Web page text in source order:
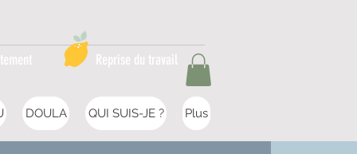
Reprise du travail
DOULA QUI SUIS-JE ? Plus